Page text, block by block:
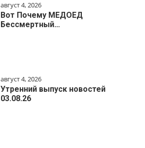
август 4, 2026
Вот Почему МЕДОЕД
Бессмертный…
август 4, 2026
Утренний выпуск новостей
03.08.26